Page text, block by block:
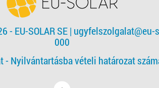
- EU-SOLAR SE| ugyfelszolgalat@eu-
000
- Nyilvántartásba vételi határozat